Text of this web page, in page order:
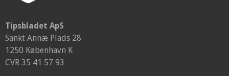
Tipsbladet ApS
Sankt Annæ Plads 28
1250 København K
CVR 35 41 57 93